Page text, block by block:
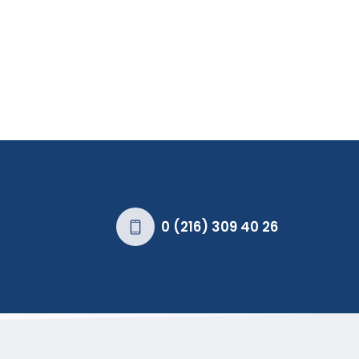
0 (216) 309 40 26